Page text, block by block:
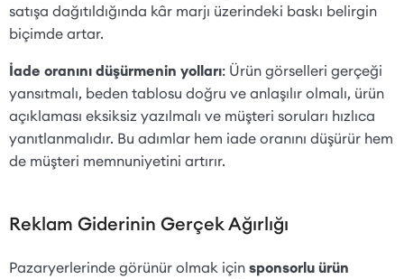
satışa dağıtıldığında kâr marjı üzerindeki baskı belirgin
biçimde artar.
İade oranını düşürmenin yolları: Ürün görselleri gerçeği
yansıtmalı, beden tablosu doğru ve anlaşılır olmalı, ürün
açıklaması eksiksiz yazılmalı ve müşteri soruları hızlıca
yanıtlanmalıdır. Bu adımlar hem iade oranını düşürür hem
de müşteri memnuniyetini artırır.
Reklam Giderinin Gerçek Ağırlığı
Pazaryerlerinde görünür olmak için sponsorlu ürün